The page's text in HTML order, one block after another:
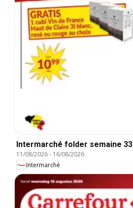
Intermarché folder semaine 33
11/08/2026- 16/08/2026
Intermarché